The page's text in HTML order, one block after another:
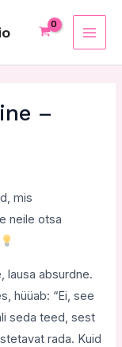
–
mis
neile otsa
lausa absurdne.
hüüab: “Ei, see
seda teed, sest
rada. Kuid